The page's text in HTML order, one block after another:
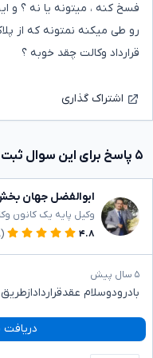
فسخ کنه ، میتونه یا نه ؟ و
رو طی میکنه نمتونه که از
قرارداد وکالت چقد خوبه ؟
اشتراک گذاری
۵ پاسخ برای این سوال ثبت شده
ابوالفضل جهان
وکیل پایه یک کانون
۴.۸
(۱۲۴۸)
۵ سال پیش
بادرودوسلام
دریافت